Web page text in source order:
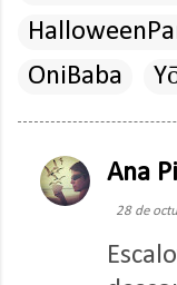
OniBaba
C
Ana
28 de